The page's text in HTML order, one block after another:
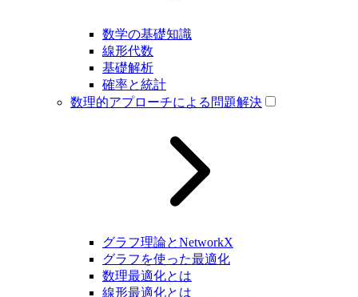
数学の基礎知識
線形代数
基礎解析
確率と統計
数理的アプローチによる問題解決
グラフ理論とNetworkX
グラフを使った最適化
数理最適化とは
線形最適化とは